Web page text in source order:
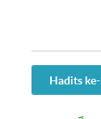
Hadits